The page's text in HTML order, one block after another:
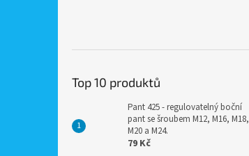
Top 10 produktů
Pant 425 - regulovatelný boční
pant se šroubem M12, M16, M18,
M20 a M24.
79 Kč